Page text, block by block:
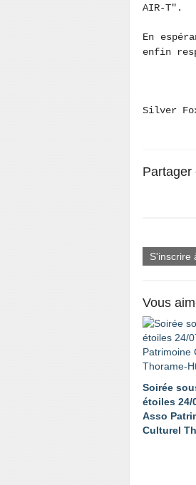
AIR-T".
En
enfin
Silver
Partager
S'inscrire
Vous
Soirée
étoiles 24/
Asso
Culturel